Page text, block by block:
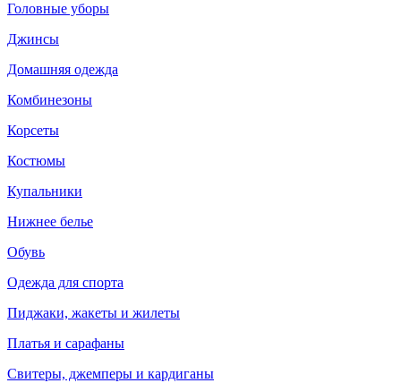
Головные уборы
Джинсы
Домашняя одежда
Комбинезоны
Корсеты
Костюмы
Купальники
Нижнее белье
Обувь
Одежда для спорта
Пиджаки, жакеты и жилеты
Платья и сарафаны
Свитеры, джемперы и кардиганы